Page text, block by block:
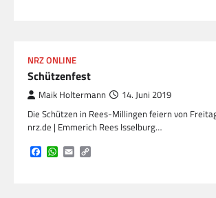
NRZ ONLINE
Schützenfest
Maik Holtermann 14. Juni 2019
Die Schützen in Rees-Millingen feiern von
nrz.de | Emmerich Rees Isselburg…
Facebook
WhatsApp
Email